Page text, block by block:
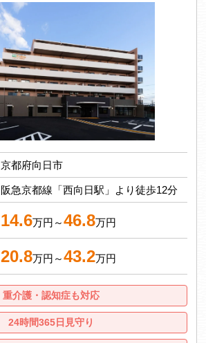
京都府向日市
阪急京都線「西向日駅」より徒歩12分
14.6万円～46.8万円
20.8万円～43.2万円
重介護・認知症も対応
24時間365日見守り